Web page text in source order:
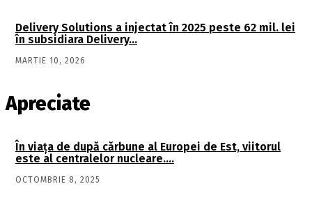
Delivery Solutions a injectat în 2025 peste 62 mil. lei
în subsidiara Delivery…
MARTIE 10, 2026
Apreciate
În viaţa de după cărbune al Europei de Est, viitorul
este al centralelor nucleare….
OCTOMBRIE 8, 2025